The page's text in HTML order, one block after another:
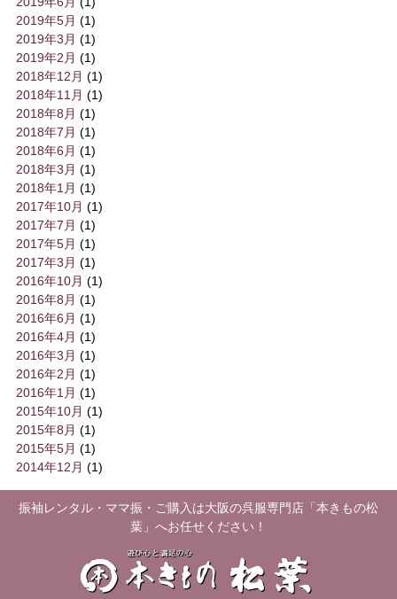
2019年5月 (1)
2019年3月 (1)
2019年2月 (1)
2018年12月 (1)
2018年11月 (1)
2018年8月 (1)
2018年7月 (1)
2018年6月 (1)
2018年3月 (1)
2018年1月 (1)
2017年10月 (1)
2017年7月 (1)
2017年5月 (1)
2017年3月 (1)
2016年10月 (1)
2016年8月 (1)
2016年6月 (1)
2016年4月 (1)
2016年3月 (1)
2016年2月 (1)
2016年1月 (1)
2015年10月 (1)
2015年8月 (1)
2015年5月 (1)
2014年12月 (1)
振袖レンタル・ママ振・ご購入は大阪の呉服専門店「本きもの松
葉」へお任せください！